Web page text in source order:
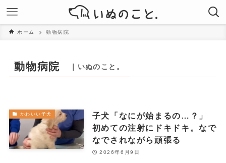
ホーム 動物病院
動物病院 ｜いぬのこと。
かわいい子犬
子犬「なにが始まるの…？」
初めての注射にドキドキ。なで
なでされながら頑張る
2026年6月9日